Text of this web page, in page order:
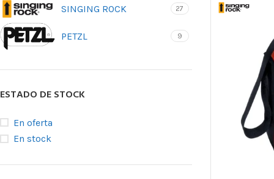
SINGING ROCK 27
PETZL 9
ESTADO DE STOCK
En oferta
En stock